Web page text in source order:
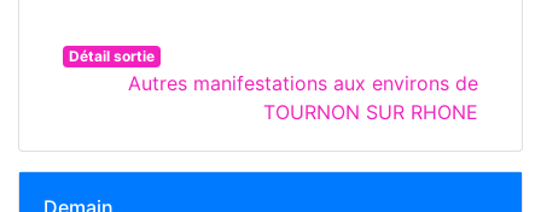
Détail sortie
Autres manifestations aux environs de
TOURNON SUR RHONE
Demain